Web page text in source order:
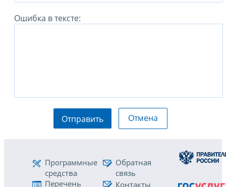
Ошибка в тексте:
Отправить Отмена
Программные
средства
Перечень
Обратная
связь
Контакты